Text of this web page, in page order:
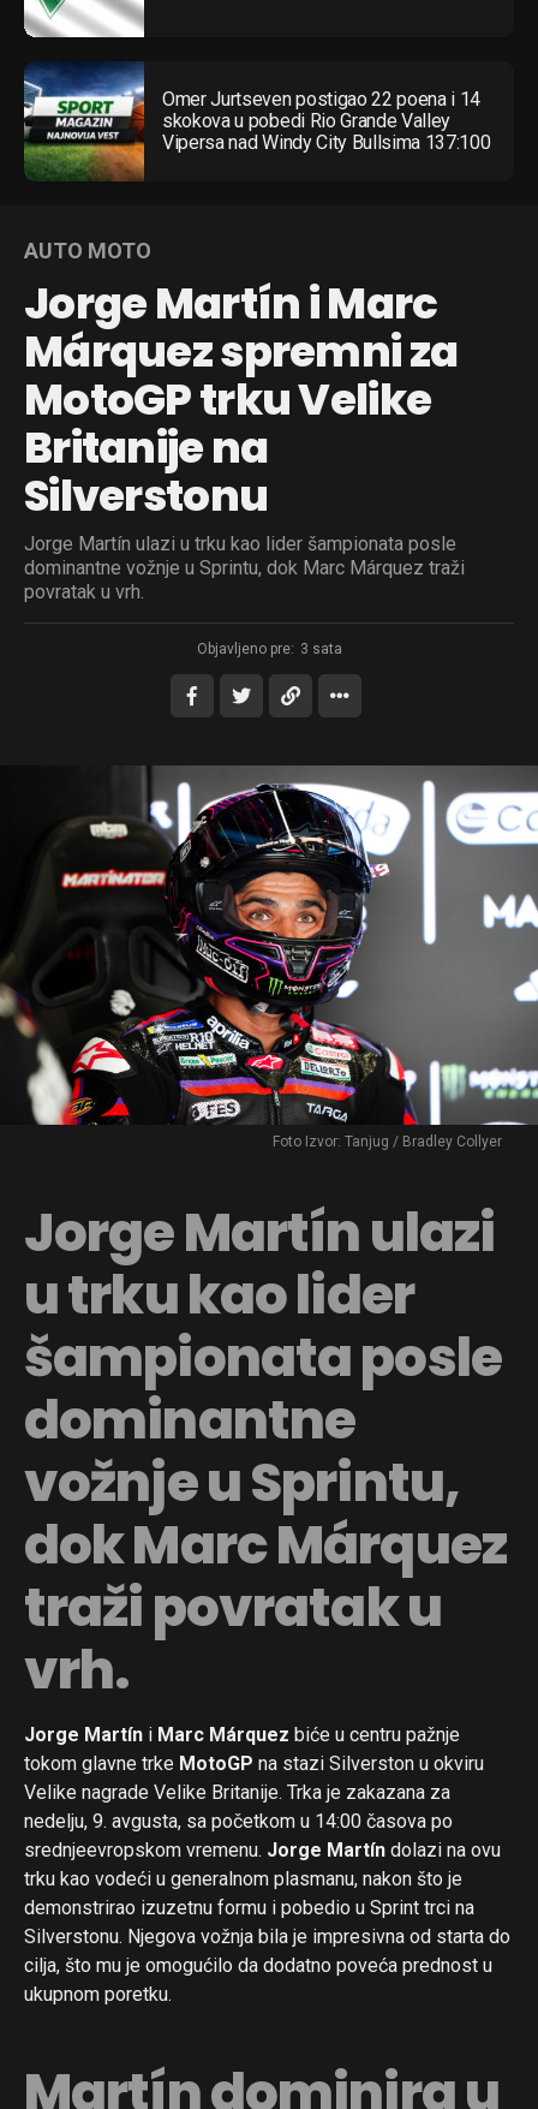
Omer Jurtseven postigao 22 poena i 14
skokova u pobedi Rio Grande Valley
Vipersa nad Windy City Bullsima 137:100
AUTO MOTO
Jorge Martín i Marc
Márquez spremni za
MotoGP trku Velike
Britanije na
Silverstonu
Jorge Martín ulazi u trku kao lider šampionata posle
dominantne vožnje u Sprintu, dok Marc Márquez traži
povratak u vrh.
Objavljeno pre: 3 sata
Foto Izvor: Tanjug / Bradley Collyer
Jorge Martín ulazi
u trku kao lider
šampionata posle
dominantne
vožnje u Sprintu,
dok Marc Márquez
traži povratak u
vrh.
Jorge Martín i Marc Márquez biće u centru pažnje
tokom glavne trke MotoGP na stazi Silverston u okviru
Velike nagrade Velike Britanije. Trka je zakazana za
nedelju, 9. avgusta, sa početkom u 14:00 časova po
srednjeevropskom vremenu. Jorge Martín dolazi na ovu
trku kao vodeći u generalnom plasmanu, nakon što je
demonstrirao izuzetnu formu i pobedio u Sprint trci na
Silverstonu. Njegova vožnja bila je impresivna od starta do
cilja, što mu je omogućilo da dodatno poveća prednost u
ukupnom poretku.
Martín dominira u